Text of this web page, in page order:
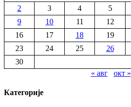
2
3 4 5
9
10 11 12
16
17 18 19
23
24 25 26
30
« авг
окт »
Категорије